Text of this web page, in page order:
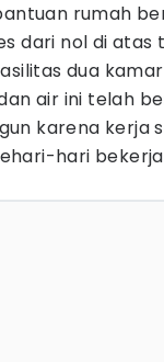
rumah
dari nol di atas
dua
air ini telah
karena kerja
hari